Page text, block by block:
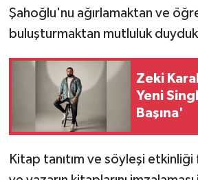
Şahoğlu'nu ağırlamaktan ve
buluşturmaktan mutluluk
Zeki
Yeni
Başına'
Kitap tanıtım ve söyleşi
TEKNOLOJİ
YAŞAM